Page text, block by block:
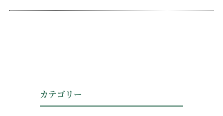
カテゴリー